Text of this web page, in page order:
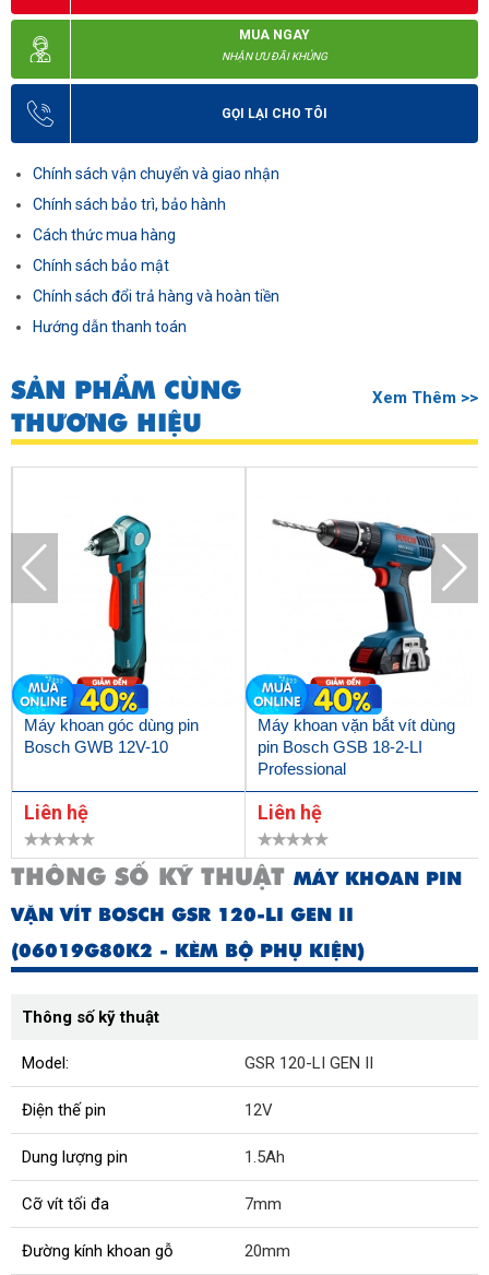
MUA NGAY
NHẬN ƯU ĐÃI KHỦNG
GỌI LẠI CHO TÔI
Chính sách vận chuyển và giao nhận
Chính sách bảo trì, bảo hành
Cách thức mua hàng
Chính sách bảo mật
Chính sách đổi trả hàng và hoàn tiền
Hướng dẫn thanh toán
SẢN PHẨM CÙNG
THƯƠNG HIỆU
Xem Thêm >>
Máy khoan góc dùng pin
Bosch GWB 12V-10
Liên hệ
Máy khoan vặn bắt vít dùng
pin Bosch GSB 18-2-LI
Professional
Liên hệ
THÔNG SỐ KỸ THUẬT MÁY KHOAN PIN
VẶN VÍT BOSCH GSR 120-LI GEN II
(06019G80K2 - KÈM BỘ PHỤ KIỆN)
Thông số kỹ thuật
Model: GSR 120-LI GEN II
Điện thế pin 12V
Dung lượng pin 1.5Ah
Cỡ vít tối đa 7mm
Đường kính khoan gỗ 20mm